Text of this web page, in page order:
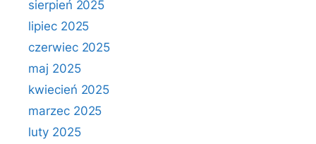
sierpień 2025
lipiec 2025
czerwiec 2025
maj 2025
kwiecień 2025
marzec 2025
luty 2025